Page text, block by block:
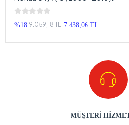
Oem Android Multimedya – Honda
City A/C Android Double Teyp
%18 9.059,18 TL 7.438,06 TL
MÜŞTERİ